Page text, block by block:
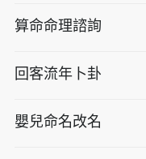
算命命理諮詢
回客流年卜卦
嬰兒命名改名